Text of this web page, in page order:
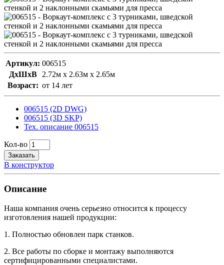
Артикул: 006515
ДxШxВ
2.72м x 2.63м x 2.65м
Возраст: от 14 лет
006515 (2D DWG)
006515 (3D SKP)
Тех. описание 006515
Кол-во
Заказать
В конструктор
Описание
Наша компания очень серьезно относится к процессу
изготовления нашей продукции:
1. Полностью обновлен парк станков.
2. Все работы по сборке и монтажу выполняются
сертифицированными специалистами.